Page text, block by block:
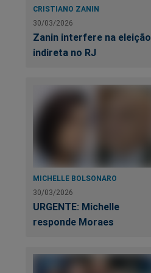
CRISTIANO ZANIN
30/03/2026
Zanin interfere na eleição
indireta no RJ
MICHELLE BOLSONARO
30/03/2026
URGENTE: Michelle
responde Moraes